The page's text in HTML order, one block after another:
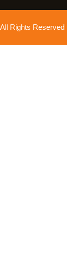
Rights